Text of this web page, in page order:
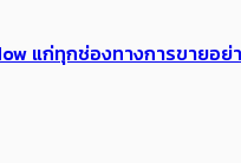
แก่ทุกช่องทางการขาย